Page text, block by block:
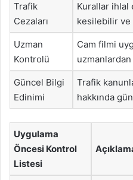
Trafik
Cezaları
Kurallar ihlal
kesilebilir ve
Uzman
Kontrolü
Cam filmi
uzmanlardan
Güncel Bilgi
Edinimi
Trafik
hakkında
Uygulama
Öncesi Kontrol
Listesi